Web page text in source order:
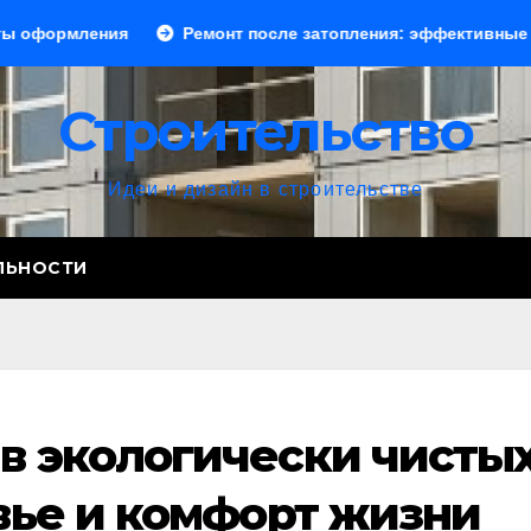
Ремонт после затопления: эффективные способы
Строительство
Идеи и дизайн в строительстве
экологически
и комфорт жизни